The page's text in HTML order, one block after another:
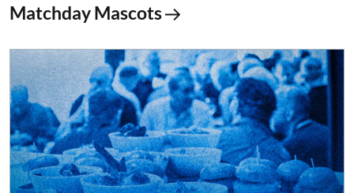
Matchday Mascots